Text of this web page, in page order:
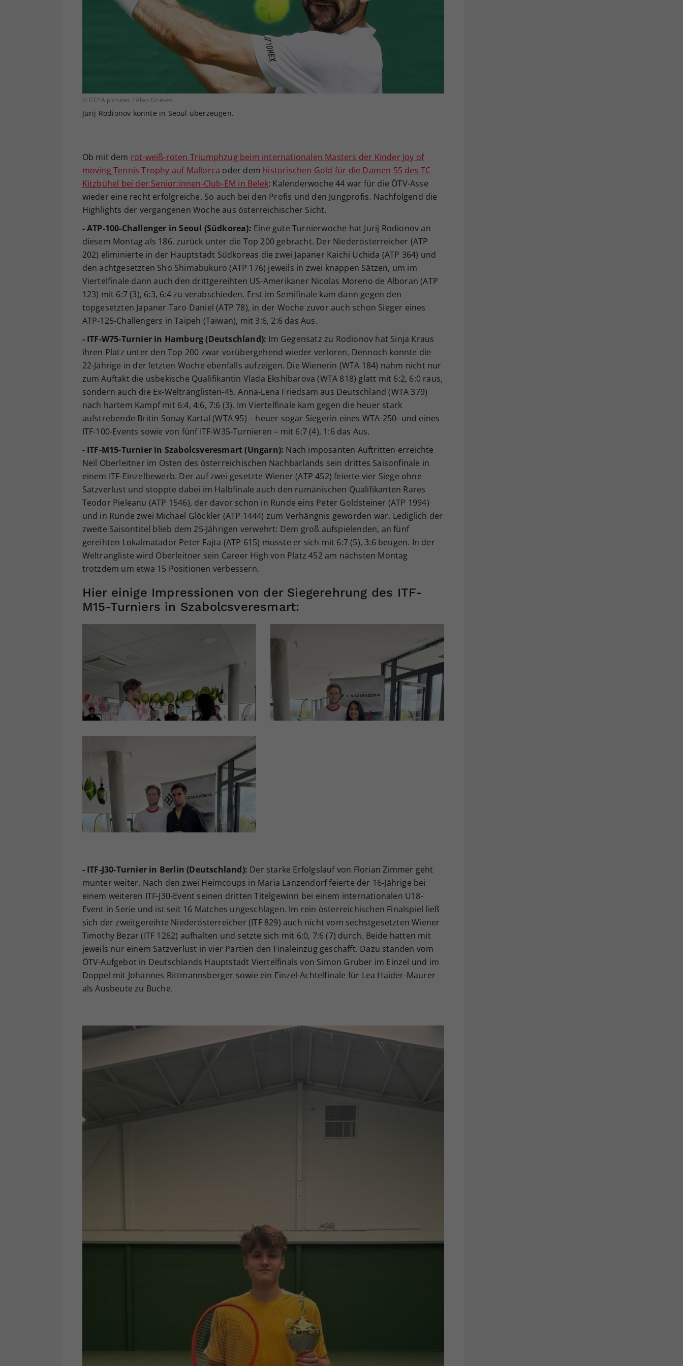
© GEPA pictures / Alan Grieves
Jurij Rodionov konnte in Seoul überzeugen.
Ob mit dem rot-weiß-roten Triumphzug beim internationalen Masters der Kinder Joy of
moving Tennis Trophy auf Mallorca oder dem historischen Gold für die Damen 55 des TC
Kitzbühel bei der Senior:innen-Club-EM in Belek: Kalenderwoche 44 war für die ÖTV-Asse
wieder eine recht erfolgreiche. So auch bei den Profis und den Jungprofis. Nachfolgend die
Highlights der vergangenen Woche aus österreichischer Sicht.
- ATP-100-Challenger in Seoul (Südkorea): Eine gute Turnierwoche hat Jurij Rodionov an
diesem Montag als 186. zurück unter die Top 200 gebracht. Der Niederösterreicher (ATP
202) eliminierte in der Hauptstadt Südkoreas die zwei Japaner Kaichi Uchida (ATP 364) und
den achtgesetzten Sho Shimabukuro (ATP 176) jeweils in zwei knappen Sätzen, um im
Viertelfinale dann auch den drittgereihten US-Amerikaner Nicolas Moreno de Alboran (ATP
123) mit 6:7 (3), 6:3, 6:4 zu verabschieden. Erst im Semifinale kam dann gegen den
topgesetzten Japaner Taro Daniel (ATP 78), in der Woche zuvor auch schon Sieger eines
ATP-125-Challengers in Taipeh (Taiwan), mit 3:6, 2:6 das Aus.
- ITF-W75-Turnier in Hamburg (Deutschland): Im Gegensatz zu Rodionov hat Sinja Kraus
ihren Platz unter den Top 200 zwar vorübergehend wieder verloren. Dennoch konnte die
22-Jährige in der letzten Woche ebenfalls aufzeigen. Die Wienerin (WTA 184) nahm nicht nur
zum Auftakt die usbekische Qualifikantin Vlada Ekshibarova (WTA 818) glatt mit 6:2, 6:0 raus,
sondern auch die Ex-Weltranglisten-45. Anna-Lena Friedsam aus Deutschland (WTA 379)
nach hartem Kampf mit 6:4, 4:6, 7:6 (3). Im Viertelfinale kam gegen die heuer stark
aufstrebende Britin Sonay Kartal (WTA 95) – heuer sogar Siegerin eines WTA-250- und eines
ITF-100-Events sowie von fünf ITF-W35-Turnieren – mit 6:7 (4), 1:6 das Aus.
- ITF-M15-Turnier in Szabolcsveresmart (Ungarn): Nach imposanten Auftritten erreichte
Neil Oberleitner im Osten des österreichischen Nachbarlands sein drittes Saisonfinale in
einem ITF-Einzelbewerb. Der auf zwei gesetzte Wiener (ATP 452) feierte vier Siege ohne
Satzverlust und stoppte dabei im Halbfinale auch den rumänischen Qualifikanten Rares
Teodor Pieleanu (ATP 1546), der davor schon in Runde eins Peter Goldsteiner (ATP 1994)
und in Runde zwei Michael Glöckler (ATP 1444) zum Verhängnis geworden war. Lediglich der
zweite Saisontitel blieb dem 25-Jährigen verwehrt: Dem groß aufspielenden, an fünf
gereihten Lokalmatador Peter Fajta (ATP 615) musste er sich mit 6:7 (5), 3:6 beugen. In der
Weltrangliste wird Oberleitner sein Career High von Platz 452 am nächsten Montag
trotzdem um etwa 15 Positionen verbessern.
Hier einige Impressionen von der Siegerehrung des ITF-
M15-Turniers in Szabolcsveresmart:
- ITF-J30-Turnier in Berlin (Deutschland): Der starke Erfolgslauf von Florian Zimmer geht
munter weiter. Nach den zwei Heimcoups in Maria Lanzendorf feierte der 16-Jährige bei
einem weiteren ITF-J30-Event seinen dritten Titelgewinn bei einem internationalen U18-
Event in Serie und ist seit 16 Matches ungeschlagen. Im rein österreichischen Finalspiel ließ
sich der zweitgereihte Niederösterreicher (ITF 829) auch nicht vom sechstgesetzten Wiener
Timothy Bezar (ITF 1262) aufhalten und setzte sich mit 6:0, 7:6 (7) durch. Beide hatten mit
jeweils nur einem Satzverlust in vier Partien den Finaleinzug geschafft. Dazu standen vom
ÖTV-Aufgebot in Deutschlands Hauptstadt Viertelfinals von Simon Gruber im Einzel und im
Doppel mit Johannes Rittmannsberger sowie ein Einzel-Achtelfinale für Lea Haider-Maurer
als Ausbeute zu Buche.
Ihrer vorgenommen Einstellungen, falls der
Webseiten-Betreiber dies eingestellt hat.